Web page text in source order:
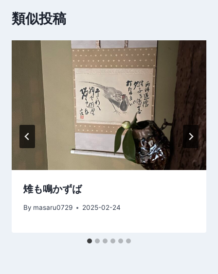
ー
類似投稿
雉も鳴かずば
By masaru0729 2025-02-24